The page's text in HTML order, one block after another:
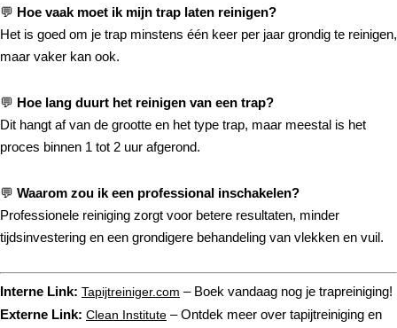
💬 Hoe vaak moet ik mijn trap laten reinigen?
Het is goed om je trap minstens één keer per jaar grondig te reinigen,
maar vaker kan ook.
💬 Hoe lang duurt het reinigen van een trap?
Dit hangt af van de grootte en het type trap, maar meestal is het
proces binnen 1 tot 2 uur afgerond.
💬 Waarom zou ik een professional inschakelen?
Professionele reiniging zorgt voor betere resultaten, minder
tijdsinvestering en een grondigere behandeling van vlekken en vuil.
Interne Link: Tapijtreiniger.com – Boek vandaag nog je trapreiniging!
Externe Link: Clean Institute – Ontdek meer over tapijtreiniging en